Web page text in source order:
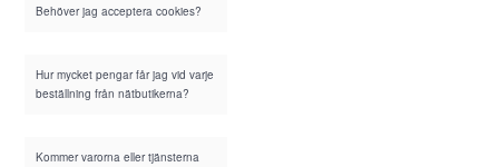
Behöver jag acceptera cookies?
Hur mycket pengar får jag vid varje
beställning från nätbutikerna?
Kommer varorna eller tjänsterna